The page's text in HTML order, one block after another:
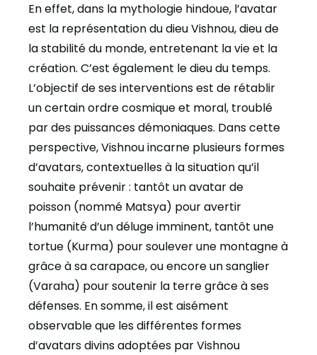
En effet, dans la mythologie hindoue, l’avatar
est la représentation du dieu Vishnou, dieu de
la stabilité du monde, entretenant la vie et la
création. C’est également le dieu du temps.
L’objectif de ses interventions est de rétablir
un certain ordre cosmique et moral, troublé
par des puissances démoniaques. Dans cette
perspective, Vishnou incarne plusieurs formes
d’avatars, contextuelles à la situation qu’il
souhaite prévenir : tantôt un avatar de
poisson (nommé Matsya) pour avertir
l’humanité d’un déluge imminent, tantôt une
tortue (Kurma) pour soulever une montagne à
grâce à sa carapace, ou encore un sanglier
(Varaha) pour soutenir la terre grâce à ses
défenses. En somme, il est aisément
observable que les différentes formes
d’avatars divins adoptées par Vishnou